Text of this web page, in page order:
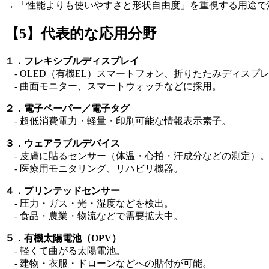
→ 「性能よりも使いやすさと形状自由度」を重視する用途で
【5】代表的な応用分野
１．フレキシブルディスプレイ
- OLED（有機EL）スマートフォン、折りたたみディスプレ
- 曲面モニター、スマートウォッチなどに採用。
２．電子ペーパー／電子タグ
- 超低消費電力・軽量・印刷可能な情報表示素子。
３．ウェアラブルデバイス
- 皮膚に貼るセンサー（体温・心拍・汗成分などの測定）。
- 医療用モニタリング、リハビリ機器。
４．プリンテッドセンサー
- 圧力・ガス・光・湿度などを検出。
- 食品・農業・物流などで需要拡大中。
５．有機太陽電池（OPV）
- 軽くて曲がる太陽電池。
- 建物・衣服・ドローンなどへの貼付が可能。